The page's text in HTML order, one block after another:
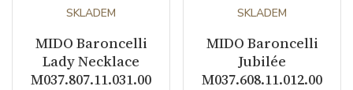
Indexy číselníku
Řemínek / Spona
SKLADEM
MIDO Baroncelli
Lady Necklace
M037.807.11.031.00
SKLADEM
MIDO Baroncelli
Jubilée
M037.608.11.012.00